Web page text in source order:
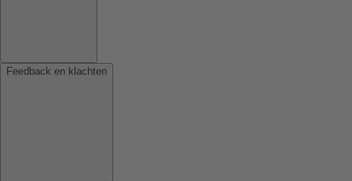
Feedback en klachten